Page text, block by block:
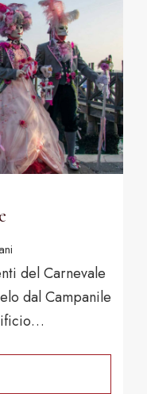
del Carnevale
dal Campanile